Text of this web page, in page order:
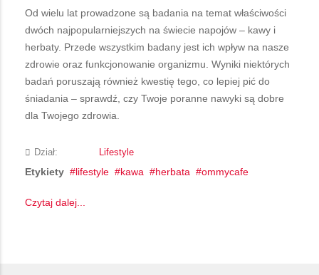
Od wielu lat prowadzone są badania na temat właściwości
dwóch najpopularniejszych na świecie napojów – kawy i
herbaty. Przede wszystkim badany jest ich wpływ na nasze
zdrowie oraz funkcjonowanie organizmu. Wyniki niektórych
badań poruszają również kwestię tego, co lepiej pić do
śniadania – sprawdź, czy Twoje poranne nawyki są dobre
dla Twojego zdrowia.
Dział: Lifestyle
Etykiety lifestyle kawa herbata ommycafe
Czytaj dalej...